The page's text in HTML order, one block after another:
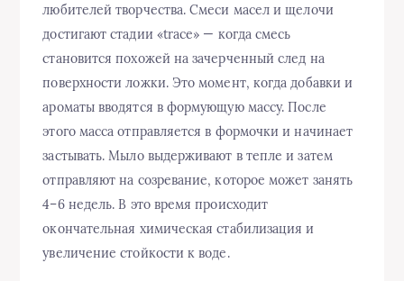
любителей творчества. Смеси масел и щелочи
достигают стадии «trace» — когда смесь
становится похожей на зачерченный след на
поверхности ложки. Это момент, когда добавки и
ароматы вводятся в формующую массу. После
этого масса отправляется в формочки и начинает
застывать. Мыло выдерживают в тепле и затем
отправляют на созревание, которое может занять
4–6 недель. В это время происходит
окончательная химическая стабилизация и
увеличение стойкости к воде.